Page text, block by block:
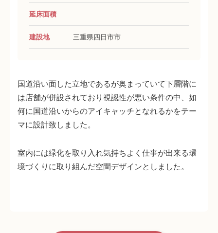
延床面積
建設地 三重県四日市市
国道沿い面した立地であるが奥まっていて下層階に
は店舗が併設されており視認性が悪い条件の中、如
何に国道沿いからのアイキャッチとなれるかをテー
マに設計致しました。
室内には緑化を取り入れ気持ちよく仕事が出来る環
境づくりに取り組んだ空間デザインとしました。